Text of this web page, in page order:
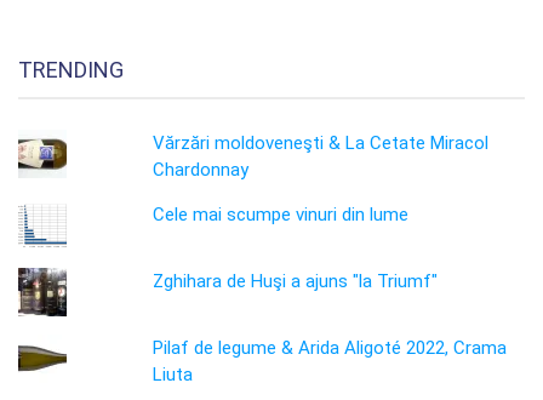
TRENDING
Vărzări moldoveneşti & La Cetate Miracol
Chardonnay
Cele mai scumpe vinuri din lume
Zghihara de Huşi a ajuns "la Triumf"
Pilaf de legume & Arida Aligoté 2022, Crama
Liuta